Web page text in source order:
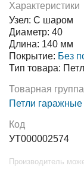
Характеристики
Узел: С шаром
Диаметр: 40
Длина: 140 мм
Покрытие: Без
Тип товара:
Товарная группа
Петли гаражные
Код
УТ000002574
Производитель